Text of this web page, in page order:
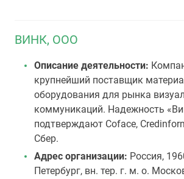
ВИНК, ООО
Описание деятельности:
крупнейший поставщик
оборудования для рынка
коммуникаций. Надежность
подтверждают Coface,
Сбер.
Адрес организации: Россия,
Петербург, вн. тер. г. м. о.